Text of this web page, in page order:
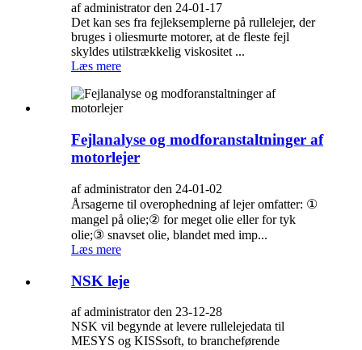
af administrator den 24-01-17
Det kan ses fra fejleksemplerne på rullelejer, der
bruges i oliesmurte motorer, at de fleste fejl
skyldes utilstrækkelig viskositet ...
Læs mere
Fejlanalyse og modforanstaltninger af
motorlejer
af administrator den 24-01-02
Årsagerne til overophedning af lejer omfatter: ①
mangel på olie;② for meget olie eller for tyk
olie;③ snavset olie, blandet med imp...
Læs mere
NSK leje
af administrator den 23-12-28
NSK vil begynde at levere rullelejedata til
MESYS og KISSsoft, to brancheførende